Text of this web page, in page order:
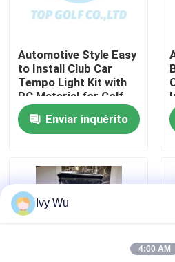
Contato E.U.
Notícia
Espelhos do lado do
Tampas de roda do carrinho
Painel do carrinho de golfe
Automotive Style Easy
to Install Club Car
Tempo Light Kit with
PC Material for Golf
Cart LED Light Kit
Enviar inquérito
Ivy Wu
4:00 AM